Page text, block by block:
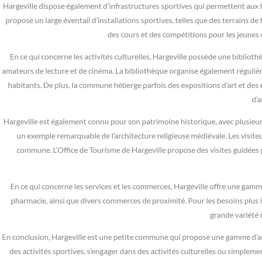
Hargeville dispose également d’infrastructures sportives qui permettent
propose un large éventail d’installations sportives, telles que des terrains
des cours et des compétitions pour les
En ce qui concerne les activités culturelles, Hargeville possède une
amateurs de lecture et de cinéma. La bibliothèque organise également
habitants. De plus, la commune héberge parfois des expositions d’art et
Hargeville est également connu pour son patrimoine historique, avec
un exemple remarquable de l’architecture religieuse médiévale. Les
commune. L’Office de Tourisme de Hargeville propose des visites
En ce qui concerne les services et les commerces, Hargeville offre une
pharmacie, ainsi que divers commerces de proximité. Pour les besoins
grande variété
En conclusion, Hargeville est une petite commune qui propose une gamme
des activités sportives, s’engager dans des activités culturelles ou